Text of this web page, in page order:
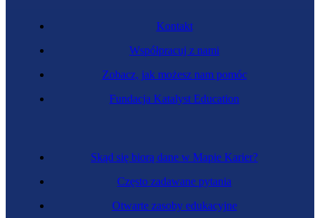
Skąd się biorą dane w Mapie Karier?
Często zadawane pytania
Otwarte zasoby edukacyjne
Kontakt
Współpracuj z nami
Zobacz, jak możesz nam pomóc
Fundacja Katalyst Education